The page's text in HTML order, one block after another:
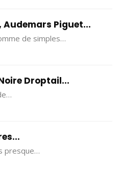
Audemars Piguet...
de simples…
Droptail...
presque…